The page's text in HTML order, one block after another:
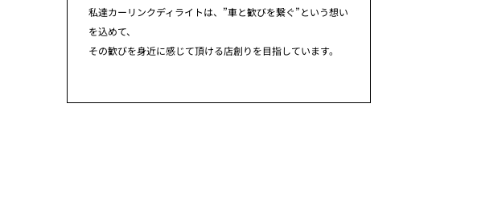
私達カーリンクディライトは、”車と歓びを繋ぐ”という想い
を込めて、
その歓びを身近に感じて頂ける店創りを目指しています。